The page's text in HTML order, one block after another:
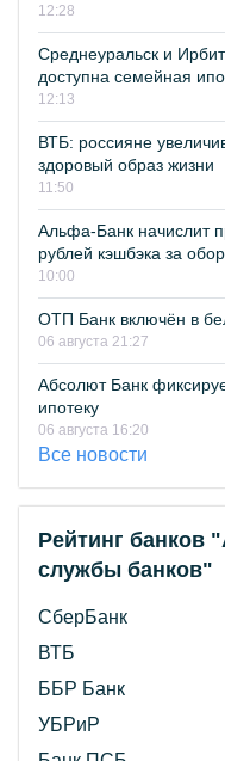
12:28
Среднеуральск и
доступна семейная
12:13
ВТБ: россияне
здоровый образ жизни
11:50
Альфа-Банк начислит
рублей кэшбэка за
10:00
ОТП Банк включён в
06 августа 21:27
Абсолют Банк
ипотеку
06 августа 16:20
Все новости
Рейтинг банков
службы банков"
СберБанк
ВТБ
ББР Банк
УБРиР